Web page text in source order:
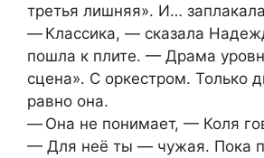
третья лишняя». И…
— Классика, — сказала
пошла к плите. — Драма
сцена». С оркестром. Только
равно она.
— Она не понимает, — Коля
— Для неё ты — чужая. Пока